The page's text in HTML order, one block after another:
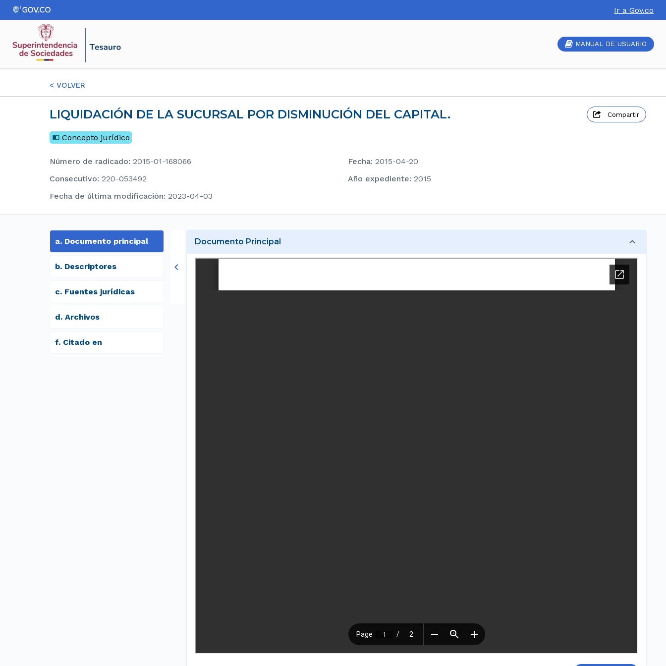
Ir a Gov.co
MANUAL DE USUARIO
< VOLVER
LIQUIDACIÓN DE LA SUCURSAL POR DISMINUCIÓN DEL CAPITAL. Compartir
Concepto jurídico
Número de radicado: 2015-01-168066 Fecha: 2015-04-20
consecutivo: 220-053492 Año expediente: 2015
Fecha de última modificación: 2023-04-03
a. Documento principal
b. Descriptores
c. Fuentes jurídicas
d. archivos
f. Citado en
Documento Principal